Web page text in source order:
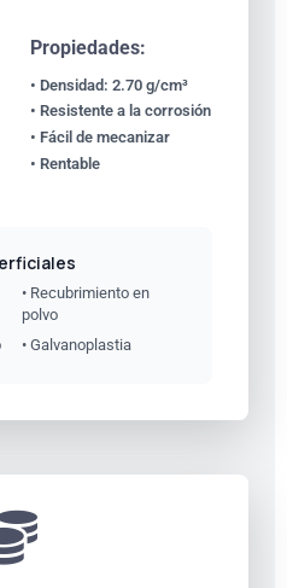
Propiedades:
• Densidad: 2.70 g/cm³
• Resistente a la corrosión
• Fácil de mecanizar
• Rentable
• Recubrimiento en
polvo
• Galvanoplastia